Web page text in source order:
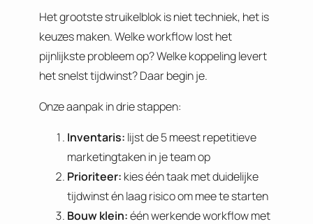
Het grootste struikelblok is niet techniek, het is
keuzes maken. Welke workflow lost het
pijnlijkste probleem op? Welke koppeling levert
het snelst tijdwinst? Daar begin je.
Onze aanpak in drie stappen:
Inventaris: lijst de 5 meest repetitieve
marketingtaken in je team op
Prioriteer: kies één taak met duidelijke
tijdwinst én laag risico om mee te starten
Bouw klein:één werkende workflow met